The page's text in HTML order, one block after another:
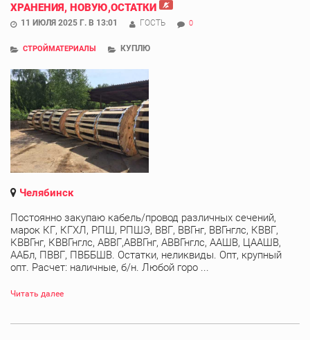
ХРАНЕНИЯ, НОВУЮ,ОСТАТКИ
11 ИЮЛЯ 2025 Г. В 13:01 ГОСТЬ 0
СТРОЙМАТЕРИАЛЫ КУПЛЮ
Челябинск
Постоянно закупаю кабель/провод различных сечений,
марок КГ, КГХЛ, РПШ, РПШЭ, ВВГ, ВВГнг, ВВГнглс, КВВГ,
КВВГнг, КВВГнглс, АВВГ,АВВГнг, АВВГнглс, ААШВ, ЦААШВ,
ААБл, ПВВГ, ПВББШВ. Остатки, неликвиды. Опт, крупный
опт. Расчет: наличные, б/н. Любой горо ...
Читать далее